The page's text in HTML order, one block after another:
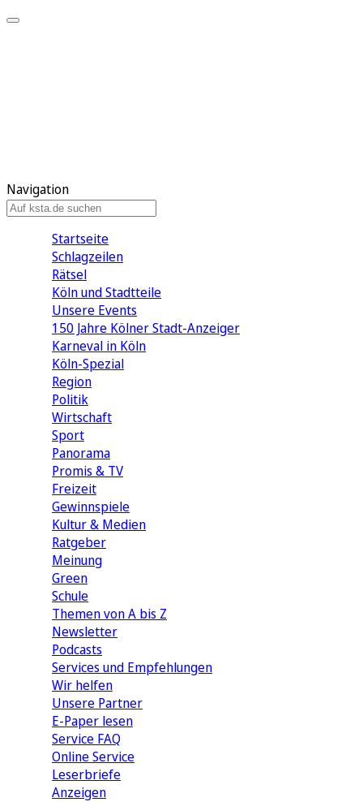
Navigation
Startseite
Schlagzeilen
Rätsel
Köln und Stadtteile
Unsere Events
150 Jahre Kölner Stadt-Anzeiger
Karneval in Köln
Köln-Spezial
Region
Politik
Wirtschaft
Sport
Panorama
Promis & TV
Freizeit
Gewinnspiele
Kultur & Medien
Ratgeber
Meinung
Green
Schule
Themen von A bis Z
Newsletter
Podcasts
Services und Empfehlungen
Wir helfen
Unsere Partner
E-Paper lesen
Service FAQ
Online Service
Leserbriefe
Anzeigen